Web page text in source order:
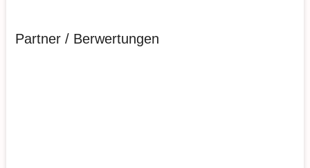
Partner / Berwertungen